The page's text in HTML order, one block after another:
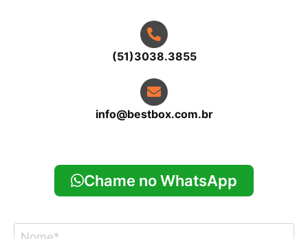
(51)3038.3855
info@bestbox.com.br
Chame no WhatsApp